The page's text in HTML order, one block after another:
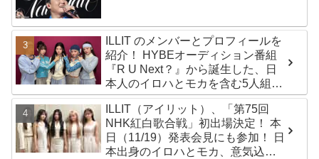
ILLIT のメンバーとプロフィールを
紹介！ HYBEオーディション番組
『R U Next？』から誕生した、日
本人のイロハとモカを含む5人組ガ
ールズグループ！ デビュー曲
「Magnetic」がいきなりの大ヒッ
ト
ILLIT（アイリット）、「第75回
NHK紅白歌合戦」初出場決定！ 本
日（11/19）発表会見にも参加！ 日
本出身のイロハとモカ、意気込み